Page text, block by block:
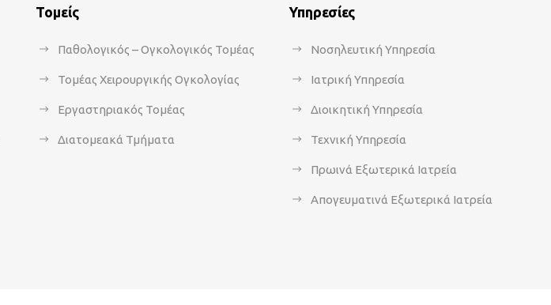
Τομείς
Παθολογικός – Ογκολογικός Τομέας
Τομέας Χειρουργικής Ογκολογίας
Εργαστηριακός Τομέας
Διατομεακά Τμήματα
Υπηρεσίες
Νοσηλευτική Υπηρεσία
Ιατρική Υπηρεσία
Διοικητική Υπηρεσία
Τεχνική Υπηρεσία
Πρωινά Εξωτερικά Ιατρεία
Απογευματινά Εξωτερικά Ιατρεία